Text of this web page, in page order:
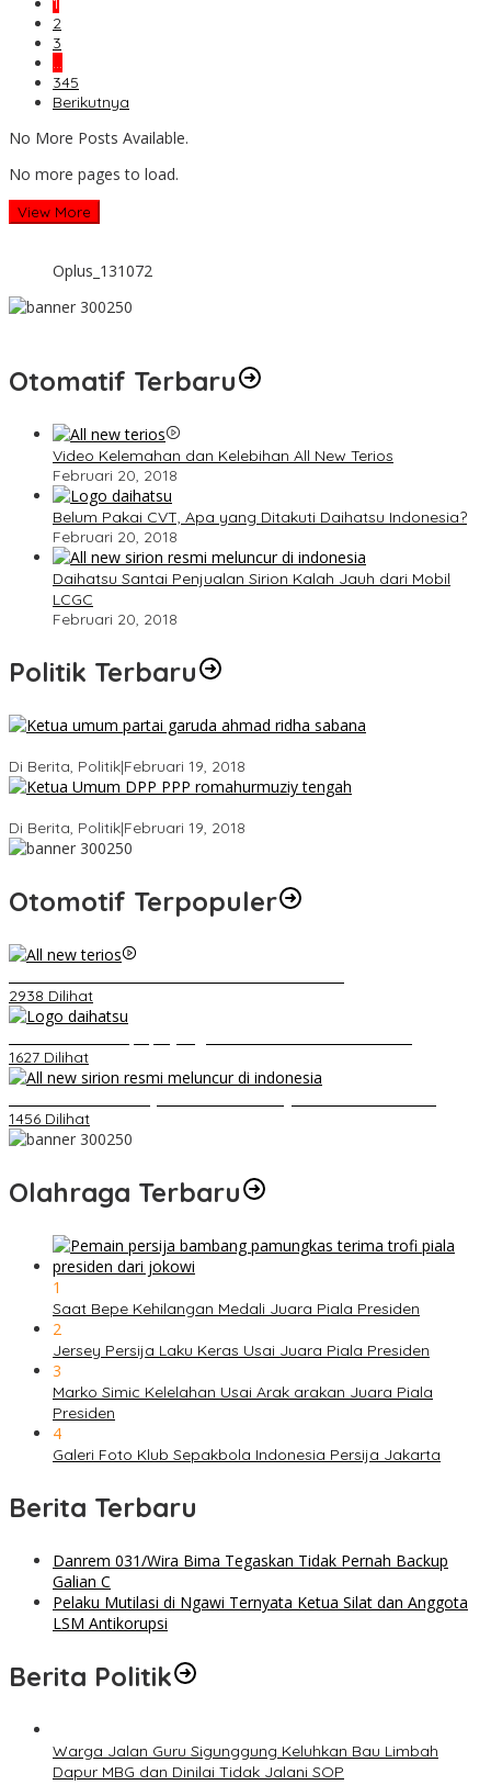
2
3
…
345
Berikutnya
No More Posts Available.
No more pages to load.
View More
Oplus_131072
Otomatif Terbaru
Video Kelemahan dan Kelebihan All New Terios
Februari 20, 2018
Belum Pakai CVT, Apa yang Ditakuti Daihatsu Indonesia?
Februari 20, 2018
Daihatsu Santai Penjualan Sirion Kalah Jauh dari Mobil
LCGC
Februari 20, 2018
Politik Terbaru
Di Berita, Politik|Februari 19, 2018
Di Berita, Politik|Februari 19, 2018
Otomotif Terpopuler
2938 Dilihat
1627 Dilihat
1456 Dilihat
Olahraga Terbaru
1
Saat Bepe Kehilangan Medali Juara Piala Presiden
2
Jersey Persija Laku Keras Usai Juara Piala Presiden
3
Marko Simic Kelelahan Usai Arak arakan Juara Piala
Presiden
4
Galeri Foto Klub Sepakbola Indonesia Persija Jakarta
Berita Terbaru
Danrem 031/Wira Bima Tegaskan Tidak Pernah Backup
Galian C
Pelaku Mutilasi di Ngawi Ternyata Ketua Silat dan Anggota
LSM Antikorupsi
Berita Politik
Warga Jalan Guru Sigunggung Keluhkan Bau Limbah
Dapur MBG dan Dinilai Tidak Jalani SOP